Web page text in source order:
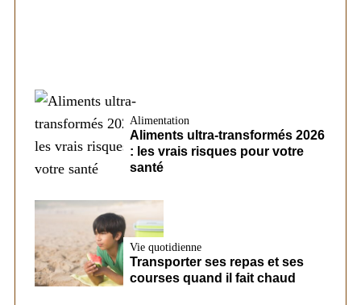
Alimentation
Aliments ultra-transformés 2026
: les vrais risques pour votre
santé
Vie quotidienne
Transporter ses repas et ses
courses quand il fait chaud